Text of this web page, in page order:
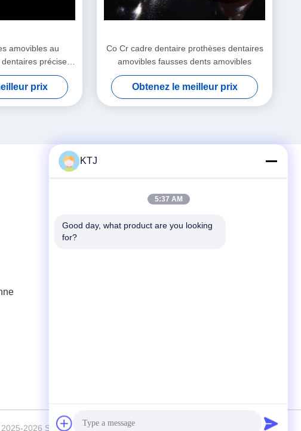
amovibles au
précise
excédentaires
prix
Co Cr cadre dentaire prothèses dentaires
amovibles fausses dents amovibles
Obtenez le meilleur prix
Contactez rapidement
Télégramme
2026 Shenzhen KTJ DentalLabs Co.,Ltd. Tous les droits réservés.
KTJ
5:37 AM
Good day, what product are you looking
for?